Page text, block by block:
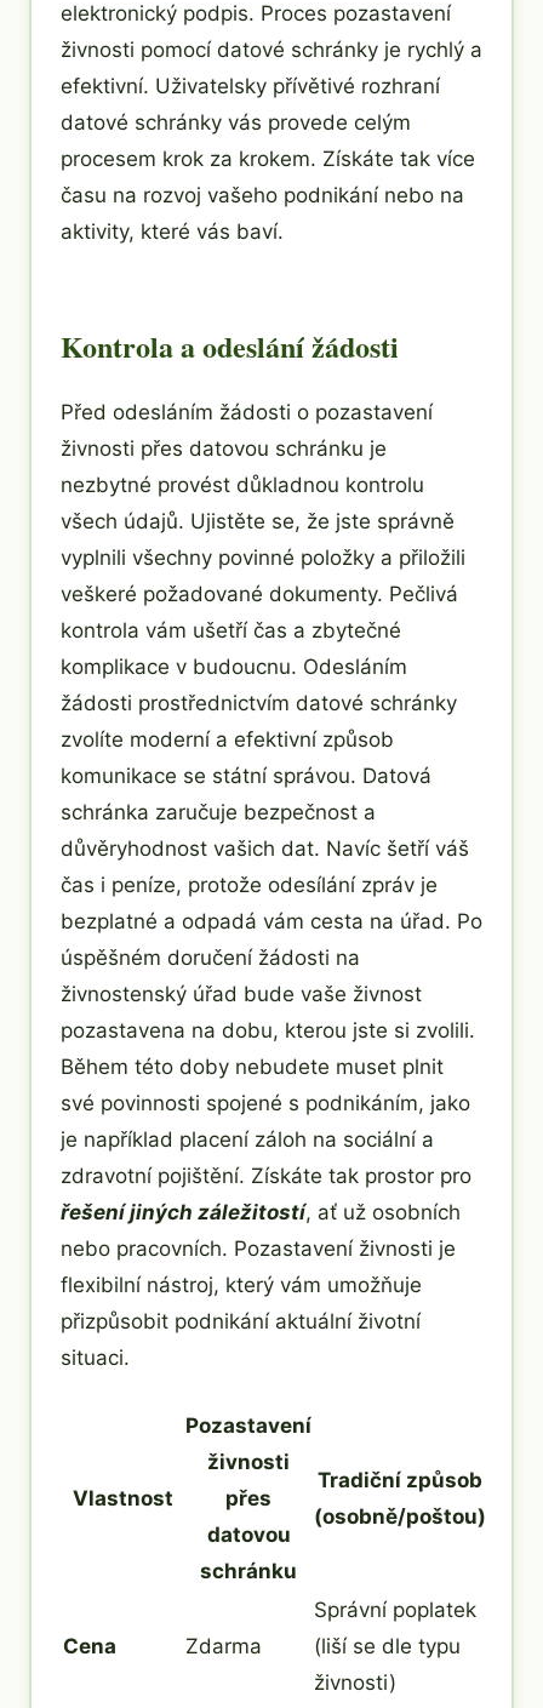
elektronický podpis. Proces pozastavení
živnosti pomocí datové schránky je rychlý a
efektivní. Uživatelsky přívětivé rozhraní
datové schránky vás provede celým
procesem krok za krokem. Získáte tak více
času na rozvoj vašeho podnikání nebo na
aktivity, které vás baví.
Kontrola a odeslání žádosti
Před odesláním žádosti o pozastavení
živnosti přes datovou schránku je
nezbytné provést důkladnou kontrolu
všech údajů. Ujistěte se, že jste správně
vyplnili všechny povinné položky a přiložili
veškeré požadované dokumenty. Pečlivá
kontrola vám ušetří čas a zbytečné
komplikace v budoucnu. Odesláním
žádosti prostřednictvím datové schránky
zvolíte moderní a efektivní způsob
komunikace se státní správou. Datová
schránka zaručuje bezpečnost a
důvěryhodnost vašich dat. Navíc šetří váš
čas i peníze, protože odesílání zpráv je
bezplatné a odpadá vám cesta na úřad. Po
úspěšném doručení žádosti na
živnostenský úřad bude vaše živnost
pozastavena na dobu, kterou jste si zvolili.
Během této doby nebudete muset plnit
své povinnosti spojené s podnikáním, jako
je například placení záloh na sociální a
zdravotní pojištění. Získáte tak prostor pro
řešení jiných záležitostí, ať už osobních
nebo pracovních. Pozastavení živnosti je
flexibilní nástroj, který vám umožňuje
přizpůsobit podnikání aktuální životní
situaci.
Vlastnost
Pozastavení
živnosti
přes
datovou
schránku
Tradiční způsob
(osobně/poštou)
Cena Zdarma
Správní poplatek
(liší se dle typu
živnosti)